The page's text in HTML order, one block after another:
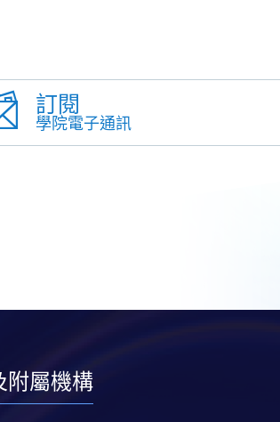
訂閱
學院電子通訊
附屬機構